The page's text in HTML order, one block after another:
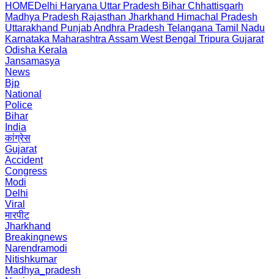
HOMEDelhi Haryana Uttar Pradesh Bihar Chhattisgarh
Madhya Pradesh Rajasthan Jharkhand Himachal Pradesh
Uttarakhand PunjabAndhra Pradesh Telangana Tamil Nadu
Karnataka Maharashtra Assam West Bengal Tripura Gujarat
Odisha Kerala
Jansamasya
News
Bjp
National
Police
Bihar
India
कांग्रेस
Gujarat
Accident
Congress
Modi
Delhi
Viral
मारपीट
Jharkhand
Breakingnews
Narendramodi
Nitishkumar
Madhya_pradesh